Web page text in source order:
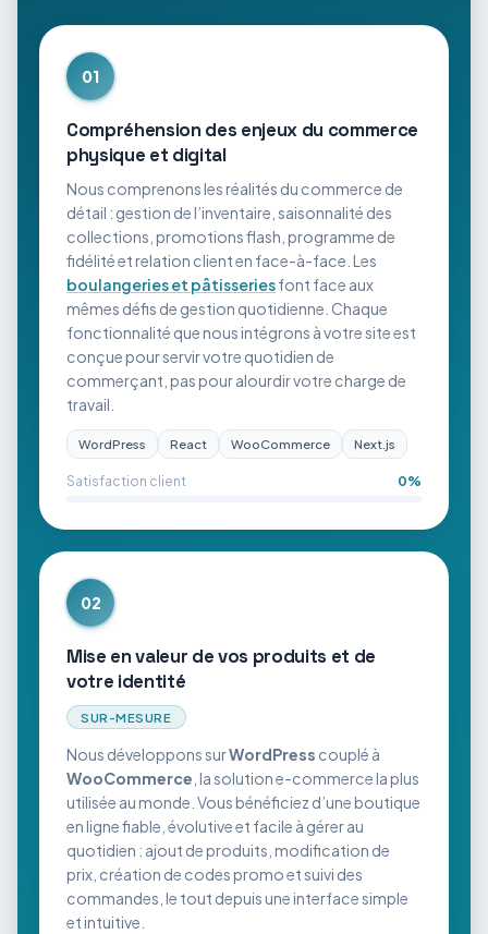
01
Compréhension des enjeux du commerce
physique et digital
Nous comprenons les réalités du commerce de
détail : gestion de l’inventaire, saisonnalité des
collections, promotions flash, programme de
fidélité et relation client en face-à-face. Les
boulangeries et pâtisseriesfont face aux
mêmes défis de gestion quotidienne. Chaque
fonctionnalité que nous intégrons à votre site est
conçue pour servir votre quotidien de
commerçant, pas pour alourdir votre charge de
travail.
WordPress React WooCommerce Next.js
Satisfaction client 0%
02
Mise en valeur de vos produits et de
votre identité
SUR-MESURE
Nous développons surWordPress couplé à
WooCommerce , la solution e-commerce la plus
utilisée au monde. Vous bénéficiez d’une boutique
en ligne fiable, évolutive et facile à gérer au
quotidien : ajout de produits, modification de
prix, création de codes promo et suivi des
commandes, le tout depuis une interface simple
et intuitive.